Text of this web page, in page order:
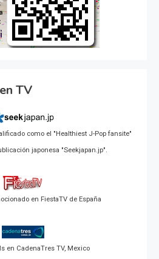
TV
como el "Healthiest J-Pop fansite"
japonesa "Seekjapan.jp".
en FiestaTV de España
en CadenaTres TV, Mexico